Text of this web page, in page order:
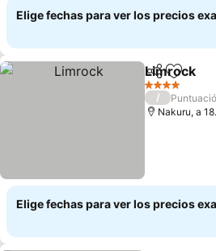
Elige fechas para ver los precios
Compartir
Limrock
4 Estrellas
/
Nakuru, a
Elige fechas para ver los precios